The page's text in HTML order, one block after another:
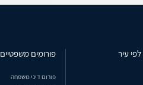
לפי עיר פורומים משפטיים
פורום דיני משפחה